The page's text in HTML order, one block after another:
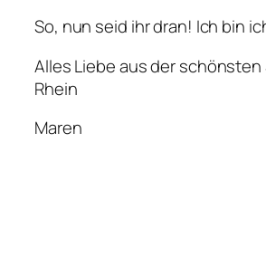
So, nun seid ihr dran! Ich bin
Alles Liebe aus der schönsten
Rhein
Maren